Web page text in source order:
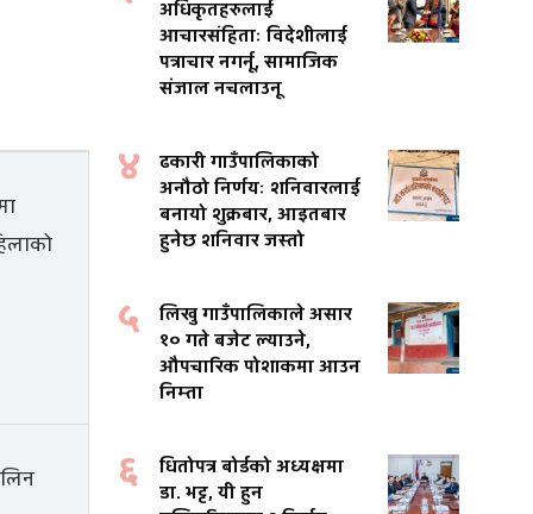
अधिकृतहरुलाई
आचारसंहिताः विदेशीलाई
पत्राचार नगर्नू, सामाजिक
संजाल नचलाउनू
४
ढकारी गाउँपालिकाको
अनौठो निर्णयः शनिवारलाई
बनायो शुक्रबार, आइतबार
हुनेछ शनिवार जस्तो
५
लिखु गाउँपालिकाले असार
१० गते बजेट ल्याउने,
औपचारिक पोशाकमा आउन
निम्ता
६
धितोपत्र बोर्डको अध्यक्षमा
डा. भट्ट, यी हुन